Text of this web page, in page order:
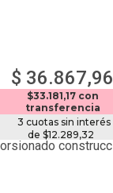
$ 36.867,96
$33.181,17 con
transferencia
3 cuotas sin interés
de $12.289,32